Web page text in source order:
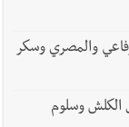
الدين الرفاعي 30-7-2026 آل الرفاعي والمصري وسكر
حسن حسين الكلش -28-7-2027 -آل الكلش وسلوم